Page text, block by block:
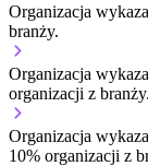
Organizacja
branży.
Organizacja
organizacji z branży.
Organizacja
10% organizacji z